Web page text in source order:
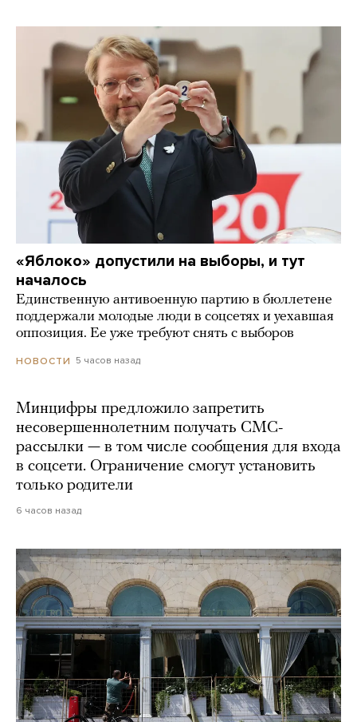
«Яблоко» допустили на выборы, и тут
началось
Единственную антивоенную партию в бюллетене
поддержали молодые люди в соцсетях и уехавшая
оппозиция. Ее уже требуют снять с выборов
НОВОСТИ 5 часов назад
Минцифры предложило запретить
несовершеннолетним получать СМС-
рассылки — в том числе сообщения для входа
в соцсети. Ограничение смогут установить
только родители
6 часов назад